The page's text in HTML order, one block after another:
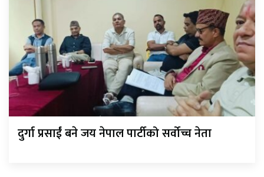
दुर्गा प्रसाईं बने जय नेपाल पार्टीको सर्वोच्च नेता